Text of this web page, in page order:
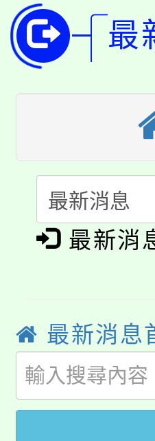
版
公告本
代理(課)
「2026
車」活動
生本土
公告本
代理(課)
代理(課)
轉知中
《TA101
系所師生
淨零綠
115年食
學籍身
版
淨零綠
公告本
代理(課)
「2026
桃園市
最
最新消
最新消息